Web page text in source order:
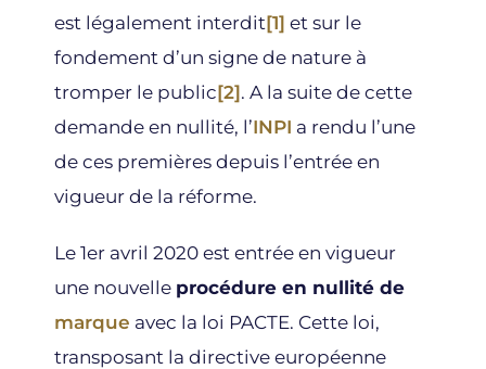
est légalement interdit[1] et sur le
fondement d’un signe de nature à
tromper le public[2]. A la suite de cette
demande en nullité, l’INPI a rendu l’une
de ces premières depuis l’entrée en
vigueur de la réforme.
Le 1er avril 2020 est entrée en vigueur
une nouvelle procédure en nullité de
marque avec la loi PACTE. Cette loi,
transposant la directive européenne